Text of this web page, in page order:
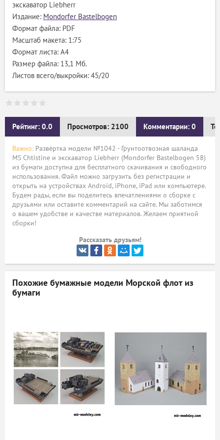
экскаватор Liebherr
Издание: Mondorfer Bastelbogen
Формат файла: PDF
Масштаб макета: 1:75
Формат листа: А4
Размер файла: 13,1 Мб.
Листов всего/выкройки: 45/20
Рейтинг: 0.0 Просмотров: 2100 Комментарии: 0
Важно: Развёртка модели №1042 - Грунтоотвозная шаланда
MS Chtistine и экскаватор Liebherr (Mondorfer Bastelbogen 58)
из бумаги доступна для бесплатного скачивания и свободного
использования. Файл можно загрузить без регистрации и
открыть на устройствах Android, iPhone, iPad или компьютере.
Будем рады, если вы поделитесь впечатлениями о сборке с
друзьями или оставите комментарий на сайте. Мы заботимся
о вашем удобстве и качестве материалов. Желаем приятной
сборки!
Рассказать друзьям!
Похожие бумажные модели Морской флот из
бумаги